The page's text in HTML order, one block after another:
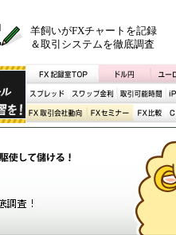
羊飼いがFXチャートを記録
＆取引システムを徹底調査